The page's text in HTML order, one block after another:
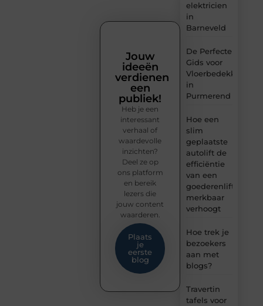
elektricien
in
Barneveld
De Perfecte
Gids voor
Vloerbedekking
in
Purmerend
Hoe een
slim
geplaatste
autolift de
efficiëntie
van een
goederenlift
merkbaar
verhoogt
Hoe trek je
bezoekers
aan met
blogs?
Travertin
tafels voor
Jouw
ideeën
verdienen
een
publiek!
Heb je een
interessant
verhaal of
waardevolle
inzichten?
Deel ze op
ons platform
en bereik
lezers die
jouw content
waarderen.
Plaats
je
eerste
blog